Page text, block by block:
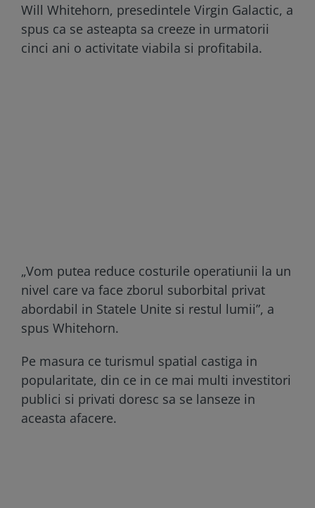
Will Whitehorn, presedintele Virgin Galactic, a
spus ca se asteapta sa creeze in urmatorii
cinci ani o activitate viabila si profitabila.
„Vom putea reduce costurile operatiunii la un
nivel care va face zborul suborbital privat
abordabil in Statele Unite si restul lumii”, a
spus Whitehorn.
Pe masura ce turismul spatial castiga in
popularitate, din ce in ce mai multi investitori
publici si privati doresc sa se lanseze in
aceasta afacere.